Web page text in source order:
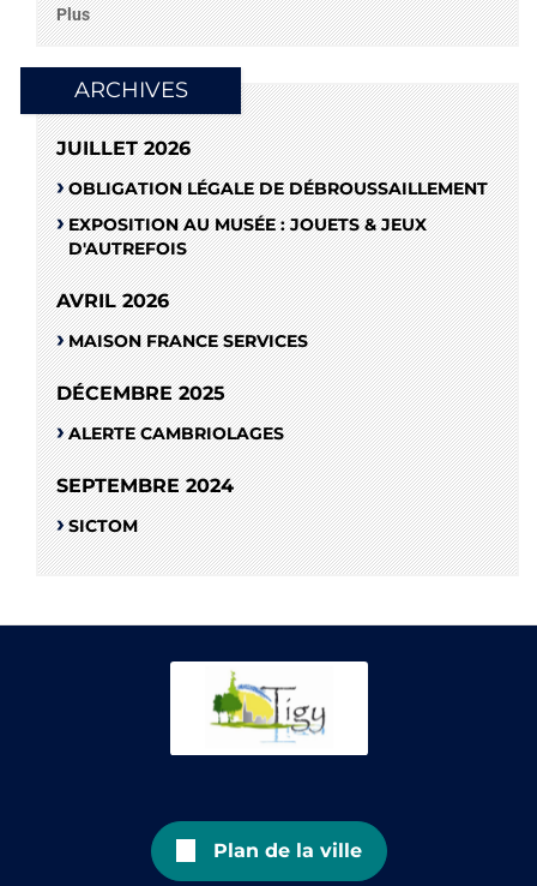
Plus
ARCHIVES
JUILLET 2026
OBLIGATION LÉGALE DE DÉBROUSSAILLEMENT
EXPOSITION AU MUSÉE : JOUETS & JEUX
D'AUTREFOIS
AVRIL 2026
MAISON FRANCE SERVICES
DÉCEMBRE 2025
ALERTE CAMBRIOLAGES
SEPTEMBRE 2024
SICTOM
Plan de la ville